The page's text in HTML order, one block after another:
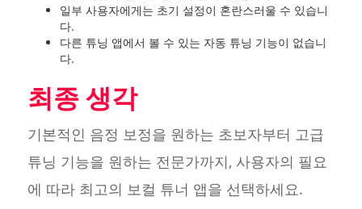
일부 사용자에게는 초기 설정이 혼란스러울 수 있습니
다.
다른 튜닝 앱에서 볼 수 있는 자동 튜닝 기능이 없습니
다.
최종 생각
기본적인 음정 보정을 원하는 초보자부터 고급
튜닝 기능을 원하는 전문가까지, 사용자의 필요
에 따라 최고의 보컬 튜너 앱을 선택하세요.